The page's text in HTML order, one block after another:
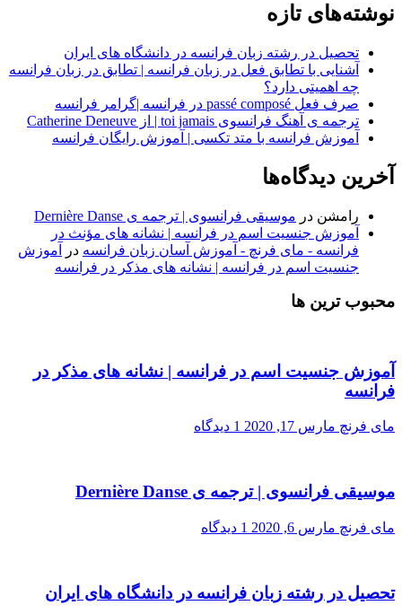
نوشته‌های تازه
تحصیل در رشته زبان فرانسه در دانشگاه های ایران
آشنایی با تطابق فعل در زبان فرانسه | تطابق در زبان فرانسه
چه اهمیتی دارد؟
صرف فعل passé composé در فرانسه |گرامر فرانسه
ترجمه ی آهنگ فرانسوی toi jamais | از Catherine Deneuve
آموزش فرانسه با متد تکسی | آموزش رایگان فرانسه
آخرین دیدگاه‌ها
رامشن در موسیقی فرانسوی | ترجمه ی Dernière Danse
آموزش جنسیت اسم در فرانسه | نشانه های مؤنث در
فرانسه - مای فرنچ - آموزش آسان زبان فرانسه در
آموزش
جنسیت اسم در فرانسه | نشانه های مذکر در فرانسه
محبوب ترین ها
آموزش جنسیت اسم در فرانسه | نشانه های مذکر در
فرانسه
مای فرنچ مارس 17, 2020 1 دیدگاه
موسیقی فرانسوی | ترجمه ی Dernière Danse
مای فرنچ مارس 6, 2020 1 دیدگاه
تحصیل در رشته زبان فرانسه در دانشگاه های ایران